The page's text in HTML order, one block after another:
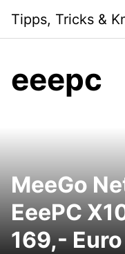
content
Tipps, Tricks &
eeepc
MeeGo
EeePC
169,-